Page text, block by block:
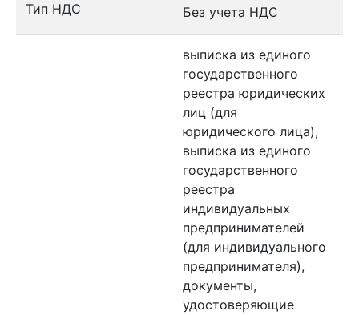
Тип НДС Без учета НДС
выписка из единого
государственного
реестра юридических
лиц (для
юридического лица),
выписка из единого
государственного
реестра
индивидуальных
предпринимателей
(для индивидуального
предпринимателя),
документы,
удостоверяющие